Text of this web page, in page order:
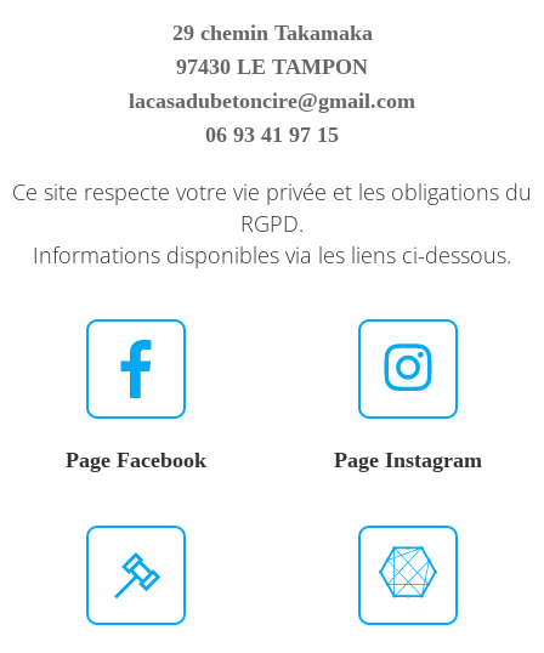
29 chemin Takamaka
97430 LE TAMPON
lacasadubetoncire@gmail.com
06 93 41 97 15
Ce site respecte votre vie privée et les obligations du
RGPD.
Informations disponibles via les liens ci-dessous.
Page Facebook Page Instagram